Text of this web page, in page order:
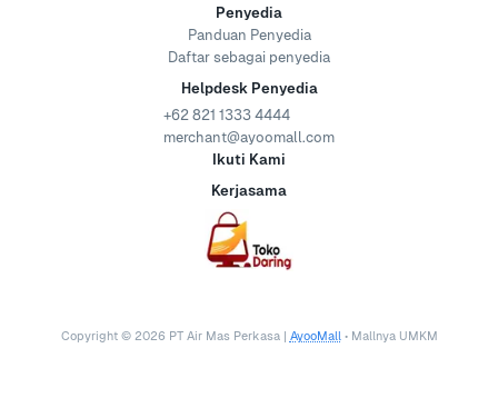
Penyedia
Panduan Penyedia
Daftar sebagai penyedia
Helpdesk Penyedia
+62 821 1333 4444
merchant@ayoomall.com
Ikuti Kami
Kerjasama
Copyright © 2026 PT Air Mas Perkasa | AyooMall • Mallnya UMKM